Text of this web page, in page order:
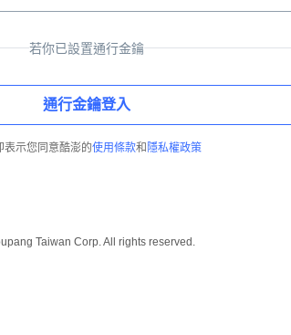
若你已設置通行金鑰
通行金鑰登入
表示您同意酷澎的使用條款和 隱私權政策
Taiwan Corp. All rights reserved.